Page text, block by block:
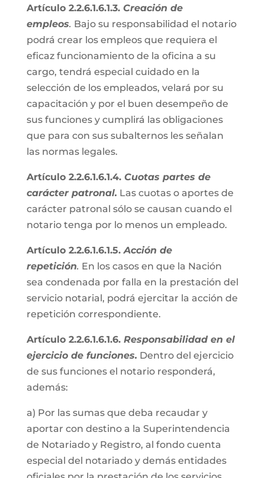
Artículo 2.2.6.1.6.1.3. Creación de
empleos. Bajo su responsabilidad el notario
podrá crear los empleos que requiera el
eficaz funcionamiento de la oficina a su
cargo, tendrá especial cuidado en la
selección de los empleados, velará por su
capacitación y por el buen desempeño de
sus funciones y cumplirá las obligaciones
que para con sus subalternos les señalan
las normas legales.
Artículo 2.2.6.1.6.1.4. Cuotas partes de
carácter patronal. Las cuotas o aportes de
carácter patronal sólo se causan cuando el
notario tenga por lo menos un empleado.
Artículo 2.2.6.1.6.1.5.Acción de
repetición. En los casos en que la Nación
sea condenada por falla en la prestación del
servicio notarial, podrá ejercitar la acción de
repetición correspondiente.
Artículo 2.2.6.1.6.1.6. Responsabilidad en el
ejercicio de funciones. Dentro del ejercicio
de sus funciones el notario responderá,
además:
a) Por las sumas que deba recaudar y
aportar con destino a la Superintendencia
de Notariado y Registro, al fondo cuenta
especial del notariado y demás entidades